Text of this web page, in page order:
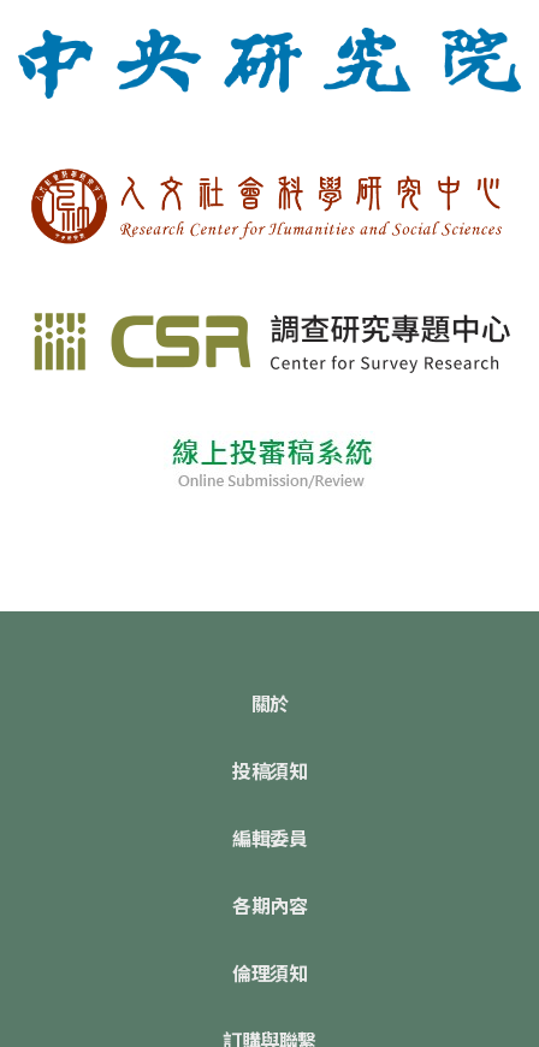
關於
投稿須知
編輯委員
各期內容
倫理須知
訂購與聯繫